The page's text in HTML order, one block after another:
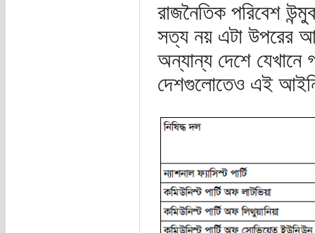
রাজনৈতিক পরিবেশ
সত্য নয় এটা উপরের
অন্যান্য দেশে যেখানে
দেশগুলোতেও এই আইনি